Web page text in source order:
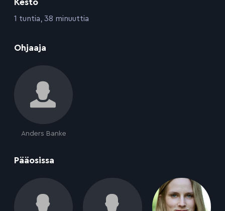
:1 tuntia, 38 minuuttia
Ohjaaja
Anders Banke
Pääosissa